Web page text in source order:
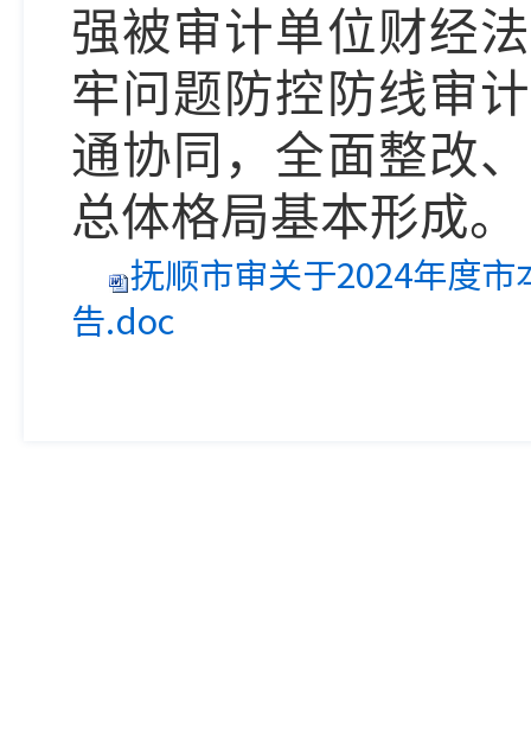
强被审计单位财经
牢问题防控防线审
通协同， 全面整改
总体格局基本形成。
抚顺市审关于2024年度
告.doc